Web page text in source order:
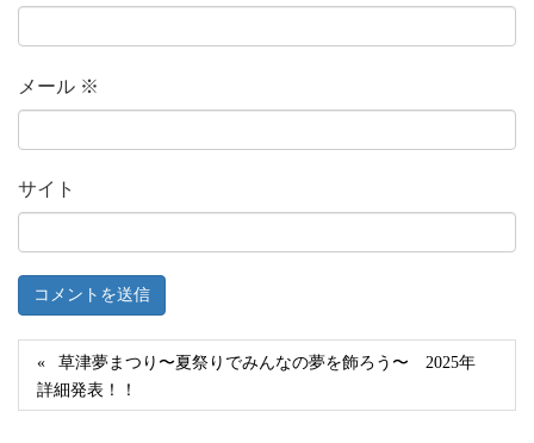
メール ※
サイト
草津夢まつり〜夏祭りでみんなの夢を飾ろう〜 2025年
詳細発表！！